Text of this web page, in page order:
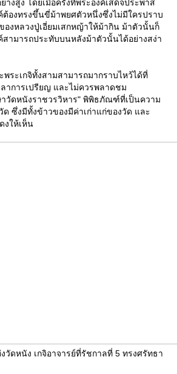
างสูง โดยเมื่อครั้งที่พระองค์เสด็จประพาส
องทรงขึ้นขี่ม้าพยศตัวหนึ่งซึ่งไม่มีใครปราบ
องหลวงปู่เอี่ยมเสกหญ้าให้ม้ากิน ม้าตัวนั้นก็
สามารถประทับบนหลังม้าตัวนั้นได้อย่างสง่า
ะเกจิทั้งสามสามารถมากราบไหว้ได้ที่
าการเปรียญ และไม่ควรพลาดชม
วัดหนังราชวรวิหาร" พิพิธภัณฑ์ที่เป็นความ
ซึ่งมีทั้งข้าวของมีค่าเก่าแก่ของวัด และ
งให้เห็น
วัดหนัง เกจิอาจารย์ที่รัชกาลที่ 5 ทรงศรัทธา